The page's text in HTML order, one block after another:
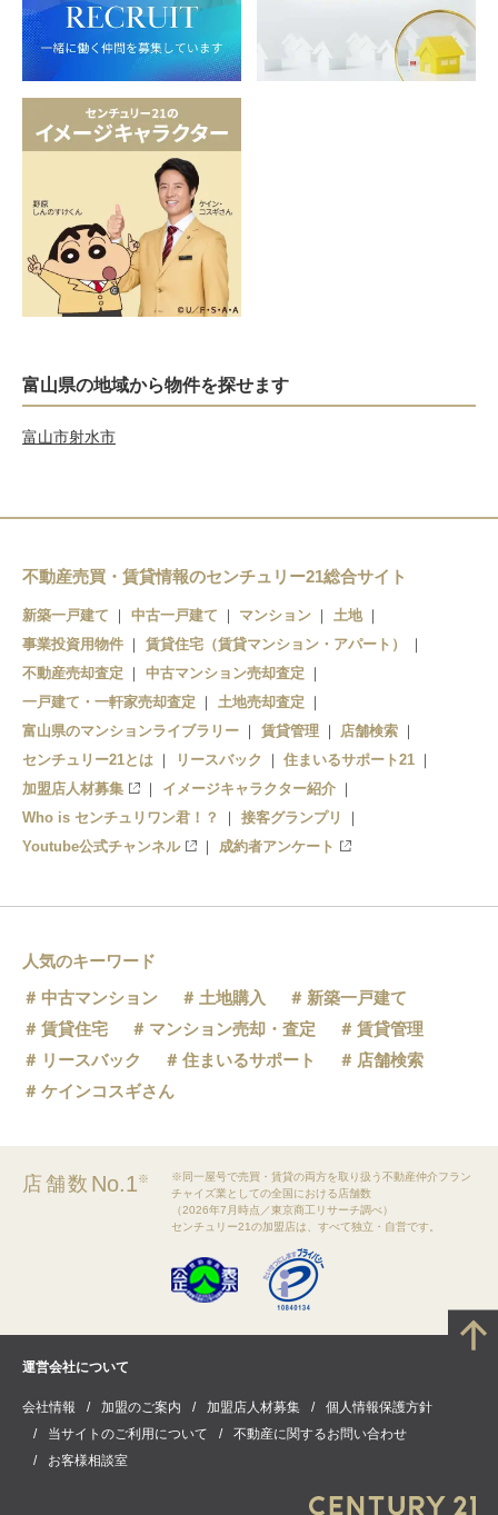
富山県の地域から物件を探せます
富山市射水市
不動産売買・賃貸情報のセンチュリー21総合サイト
新築一戸建て 中古一戸建て マンション
土地
事業投資用物件
賃貸住宅（賃貸マンション・アパート）
不動産売却査定
中古マンション売却査定
一戸建て・一軒家売却査定
土地売却査定
富山県のマンションライブラリー
賃貸管理
店舗検索
センチュリー21とは
リースバック
住まいるサポート21
加盟店人材募集
イメージキャラクター紹介
Who is センチュリワン君！？
接客グランプリ
Youtube公式チャンネル
成約者アンケート
人気のキーワード
中古マンション
土地購入
新築一戸建て
賃貸住宅
マンション売却・査定
賃貸管理
リースバック
住まいるサポート
店舗検索
ケインコスギさん
店舗数 No.1※
※同一屋号で売買・賃貸の両方を取り扱う不動産仲介フラン
チャイズ業としての全国における店舗数
（2026年7月時点／東京商工リサーチ調べ）
センチュリー21の加盟店は、すべて独立・自営です。
運営会社について
会社情報 加盟のご案内 加盟店人材募集
個人情報保護方針
当サイトのご利用について
不動産に関するお問い合わせ
お客様相談室